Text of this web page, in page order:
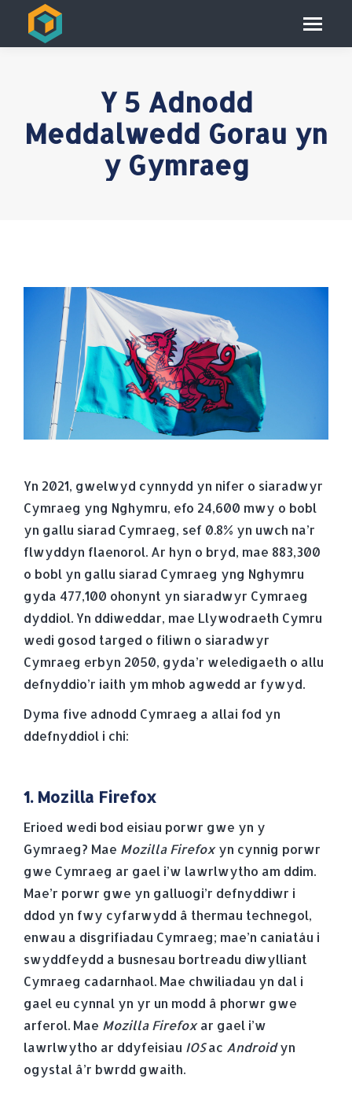
Y 5 Adnodd
Meddalwedd Gorau yn
y Gymraeg
Yn 2021, gwelwyd cynnydd yn nifer o siaradwyr
Cymraeg yng Nghymru, efo 24,600 mwy o bobl
yn gallu siarad Cymraeg, sef 0.8% yn uwch na’r
flwyddyn flaenorol. Ar hyn o bryd, mae 883,300
o bobl yn gallu siarad Cymraeg yng Nghymru
gyda 477,100 ohonynt yn siaradwyr Cymraeg
dyddiol. Yn ddiweddar, mae Llywodraeth Cymru
wedi gosod targed o filiwn o siaradwyr
Cymraeg erbyn 2050, gyda’r weledigaeth o allu
defnyddio’r iaith ym mhob agwedd ar fywyd.
Dyma five adnodd Cymraeg a allai fod yn
ddefnyddiol i chi:
1. Mozilla Firefox
Erioed wedi bod eisiau porwr gwe yn y
Gymraeg? Mae Mozilla Firefoxyn cynnig porwr
gwe Cymraeg ar gael i’w lawrlwytho am ddim.
Mae’r porwr gwe yn galluogi’r defnyddiwr i
ddod yn fwy cyfarwydd â thermau technegol,
enwau a disgrifiadau Cymraeg; mae’n caniatáu i
swyddfeydd a busnesau bortreadu diwylliant
Cymraeg cadarnhaol. Mae chwiliadau yn dal i
gael eu cynnal yn yr un modd â phorwr gwe
arferol. Mae Mozilla Firefoxar gael i’w
lawrlwytho ar ddyfeisiau IOSac Androidyn
ogystal â’r bwrdd gwaith.